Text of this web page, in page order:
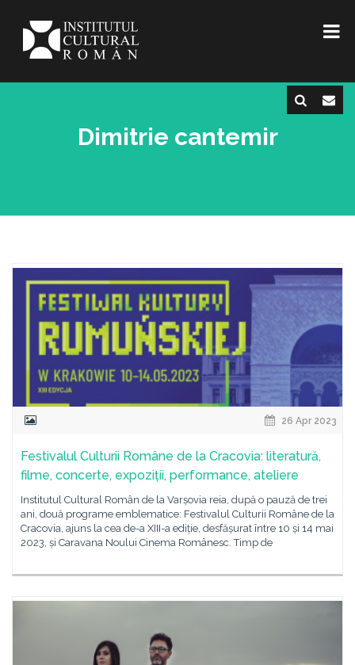
Dimitrie cantemir
26 Apr 2023
Festivalul Culturii Române de la Cracovia: literatură,
filme, concerte, expoziții, performance, ateliere
Institutul Cultural Român de la Varșovia reia, după o pauză de trei
ani, două programe emblematice: Festivalul Culturii Române de la
Cracovia, ajuns la cea de-a XIII-a ediție, desfășurat între 10 și 14 mai
2023, și Caravana Noului Cinema Românesc. Timp de